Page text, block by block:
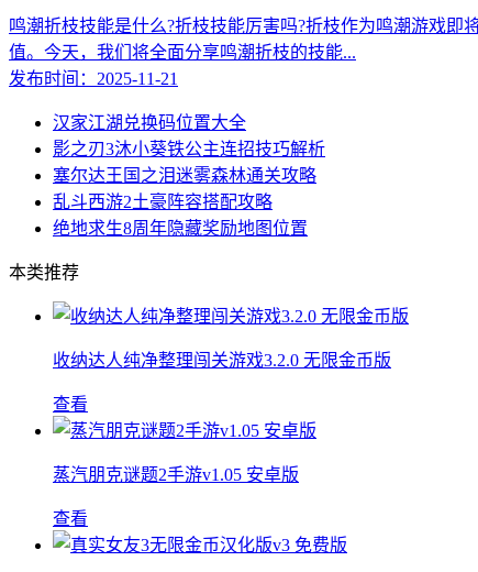
鸣潮折枝技能是什么?折枝技能厉害吗?折枝作为鸣潮游戏
值。今天，我们将全面分享鸣潮折枝的技能...
发布时间：2025-11-21
汉家江湖兑换码位置大全
影之刃3沐小葵铁公主连招技巧解析
塞尔达王国之泪迷雾森林通关攻略
乱斗西游2土豪阵容搭配攻略
绝地求生8周年隐藏奖励地图位置
本类推荐
收纳达人纯净整理闯关游戏3.2.0 无限金币版
查看
蒸汽朋克谜题2手游v1.05 安卓版
查看